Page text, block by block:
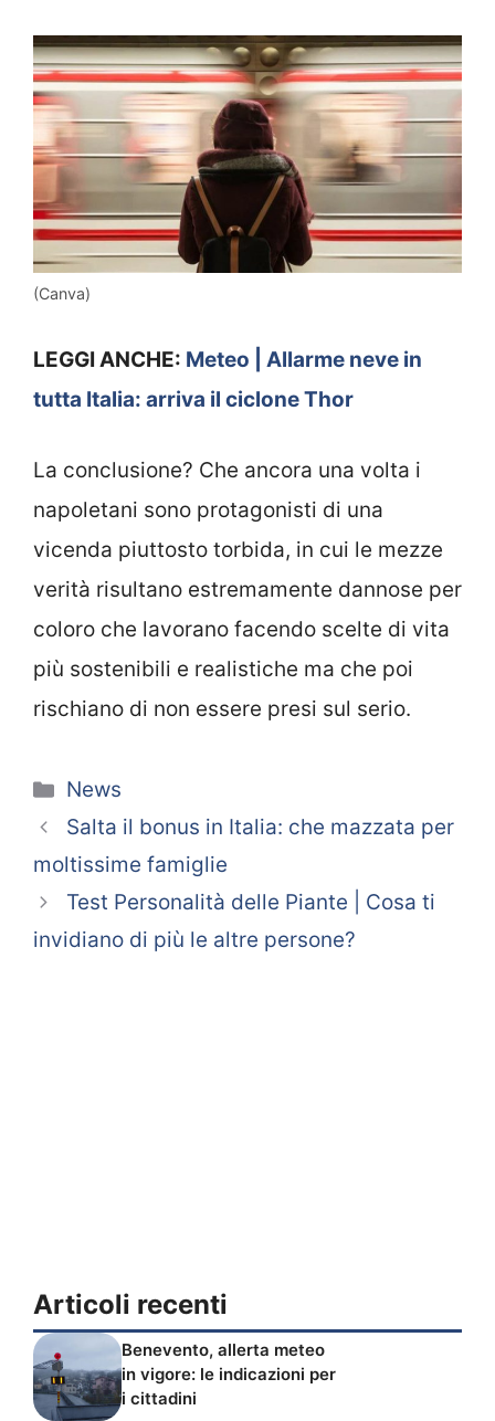
(Canva)
LEGGI ANCHE: Meteo | Allarme neve in
tutta Italia: arriva il ciclone Thor
La conclusione? Che ancora una volta i
napoletani sono protagonisti di una
vicenda piuttosto torbida, in cui le mezze
verità risultano estremamente dannose per
coloro che lavorano facendo scelte di vita
più sostenibili e realistiche ma che poi
rischiano di non essere presi sul serio.
Categorie
News
Salta il bonus in Italia: che mazzata per
moltissime famiglie
Test Personalità delle Piante | Cosa ti
invidiano di più le altre persone?
Articoli recenti
Benevento, allerta meteo
in vigore: le indicazioni per
i cittadini